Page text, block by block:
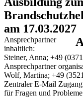
am 17.03.2027
Ansprechpartner
inhaltlich:
Steiner, Anna; +49
Ansprechpartner
Wolf, Martina; +49
Zentraler E-Mail Zugang
für Fragen und